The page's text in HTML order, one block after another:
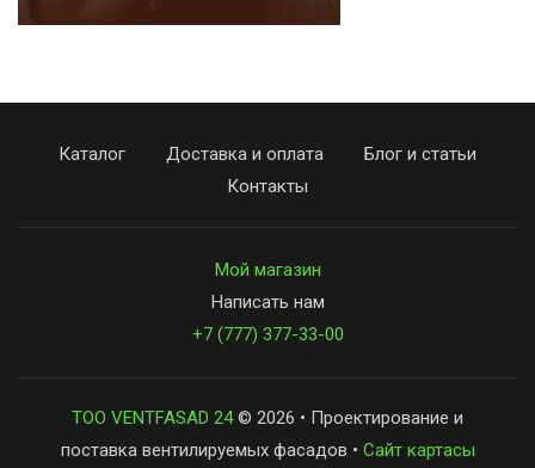
Каталог Доставка и оплата
Блог и статьи
Контакты
Мой магазин
Написать нам
+7 (777) 377-33-00
ТОО VENTFASAD 24© 2026 • Проектирование и
поставка вентилируемых фасадов • Сайт картасы